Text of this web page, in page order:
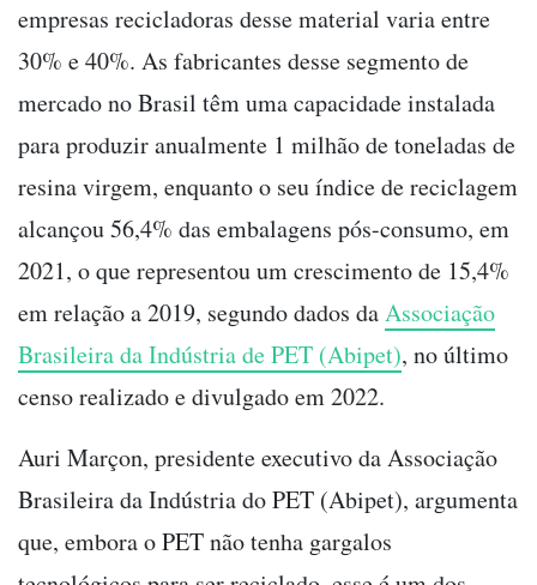
empresas recicladoras desse material varia entre
30% e 40%. As fabricantes desse segmento de
mercado no Brasil têm uma capacidade instalada
para produzir anualmente 1 milhão de toneladas de
resina virgem, enquanto o seu índice de reciclagem
alcançou 56,4% das embalagens pós-consumo, em
2021, o que representou um crescimento de 15,4%
em relação a 2019, segundo dados daAssociação
Brasileira da Indústria de PET (Abipet), no último
censo realizado e divulgado em 2022.
Auri Marçon, presidente executivo da Associação
Brasileira da Indústria do PET (Abipet), argumenta
que, embora o PET não tenha gargalos